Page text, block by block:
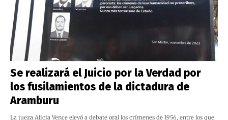
Se realizará el Juicio por la Verdad por
los fusilamientos de la dictadura de
Aramburu
La jueza Alicia Vence elevó a debate oral los crímenes de 1956, entre los que